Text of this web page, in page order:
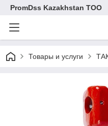
PromDss Kazakhstan TOO
Товары и услуги